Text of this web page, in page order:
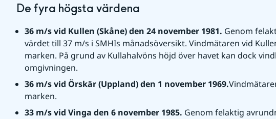
De fyra högsta värdena
36 m/s vid Kullen (Skåne) den 24 november 1981. Genom
värdet till 37 m/s i SMHIs månadsöversikt. Vindmätaren vid
marken. På grund av Kullahalvöns höjd över havet kan dock
omgivningen.
36 m/s vid Örskär (Uppland) den 1 november 1969.
marken.
33 m/s vid Vinga den 6 november 1985. Genom felaktig